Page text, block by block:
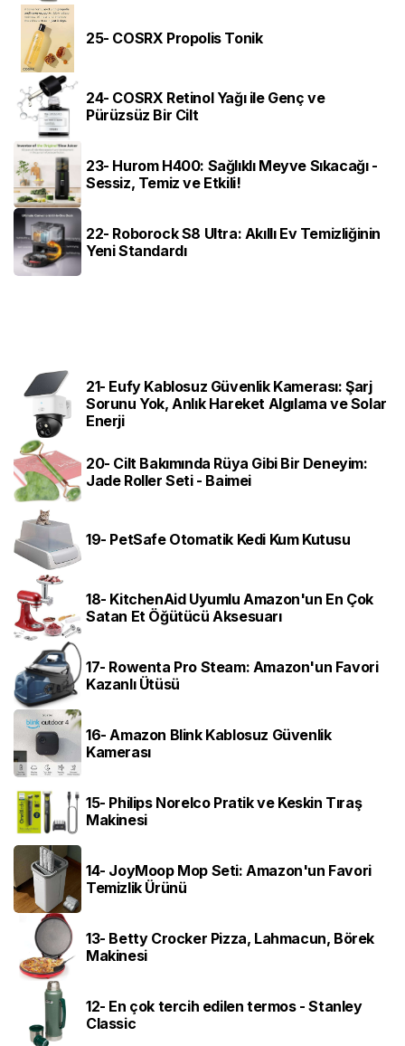
25- COSRX Propolis Tonik
24- COSRX Retinol Yağı ile Genç ve
Pürüzsüz Bir Cilt
23- Hurom H400: Sağlıklı Meyve Sıkacağı -
Sessiz, Temiz ve Etkili!
22- Roborock S8 Ultra: Akıllı Ev Temizliğinin
Yeni Standardı
21- Eufy Kablosuz Güvenlik Kamerası: Şarj
Sorunu Yok, Anlık Hareket Algılama ve Solar
Enerji
20- Cilt Bakımında Rüya Gibi Bir Deneyim:
Jade Roller Seti - Baimei
19- PetSafe Otomatik Kedi Kum Kutusu
18- KitchenAid Uyumlu Amazon'un En Çok
Satan Et Öğütücü Aksesuarı
17- Rowenta Pro Steam: Amazon'un Favori
Kazanlı Ütüsü
16- Amazon Blink Kablosuz Güvenlik
Kamerası
15- Philips Norelco Pratik ve Keskin Tıraş
Makinesi
14- JoyMoop Mop Seti: Amazon'un Favori
Temizlik Ürünü
13- Betty Crocker Pizza, Lahmacun, Börek
Makinesi
12- En çok tercih edilen termos - Stanley
Classic